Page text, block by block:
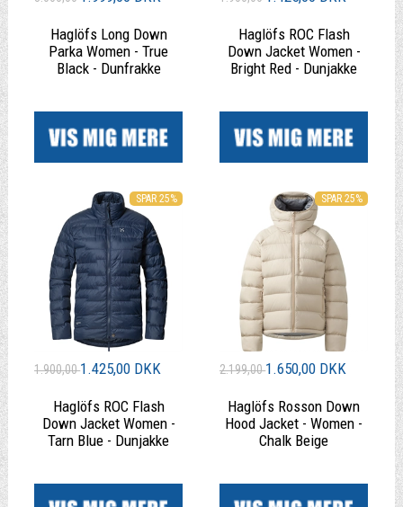
Haglöfs Long Down
Parka Women - True
Black - Dunfrakke
Haglöfs ROC Flash
Down Jacket Women -
Bright Red - Dunjakke
SPAR 25%
1.900,001.425,00 DKK
Haglöfs ROC Flash
Down Jacket Women -
Tarn Blue - Dunjakke
SPAR 25%
2.199,001.650,00 DKK
Haglöfs Rosson Down
Hood Jacket - Women -
Chalk Beige